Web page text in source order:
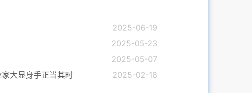
2025-06-19
2025-05-23
2025-05-07
大显身手正当其时
2025-02-18